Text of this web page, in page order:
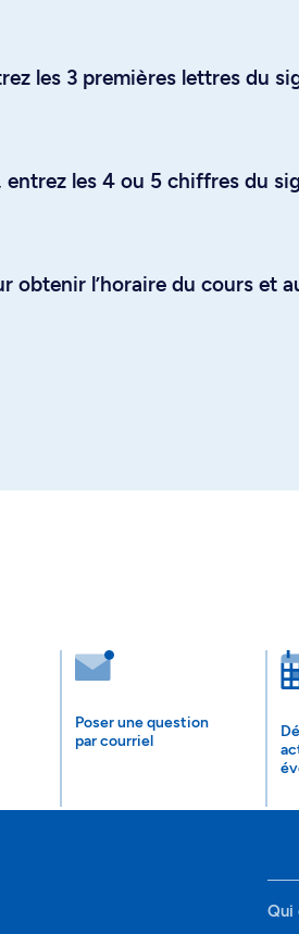
les 3 premières lettres du
les 4 ou 5 chiffres du
obtenir l’horaire du cours et
Poser une question
par courriel
Qui